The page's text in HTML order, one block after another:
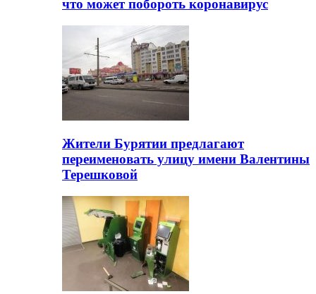
что может побороть коронавирус
Жители Бурятии предлагают
переименовать улицу имени Валентины
Терешковой